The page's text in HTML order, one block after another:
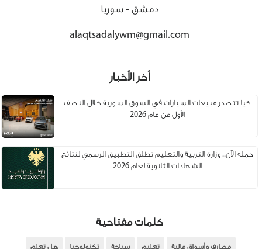
دمشق - سوريا
alaqtsadalywm@gmail.com
أخر الأخبار
كيا تتصدر مبيعات السيارات في السوق السورية خلال النصف
الأول من عام 2026
حمله الآن.. وزارة التربية والتعليم تطلق التطبيق الرسمي لنتائج
الشهادات الثانوية لعام 2026
كلمات مفتاحية
مصارف وأسواق مالية تعليم سياحة تكنولوجيا هل تعلم